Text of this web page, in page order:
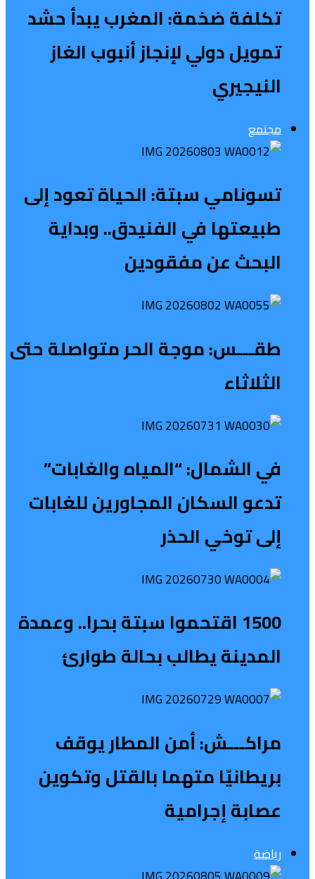
تكلفة ضخمة: المغرب يبدأ حشد
تمويل دولي لإنجاز أنبوب الغاز
النيجيري
مجتمع
تسونامي سبتة: الحياة تعود إلى
طبيعتها في الفنيدق.. وبداية
البحث عن مفقودين
طقـــس: موجة الحر متواصلة حتى
الثلاثاء
في الشمال: “المياه والغابات”
تدعو السكان المجاورين للغابات
إلى توخي الحذر
1500 اقتحموا سبتة بحرا.. وعمدة
المدينة يطالب بحالة طوارئ
مراكـــش: أمن المطار يوقف
بريطانيّا متهما بالقتل وتكوين
عصابة إجرامية
رياضة